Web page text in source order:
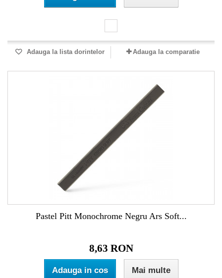
Adauga la lista dorintelor Adauga la comparatie
Pastel Pitt Monochrome Negru Ars Soft...
8,63 RON
Adauga in cos Mai multe